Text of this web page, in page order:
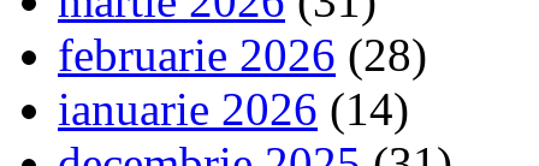
februarie 2026 (28)
ianuarie 2026 (14)